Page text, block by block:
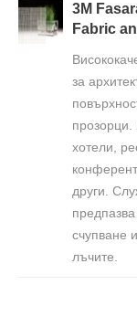
3M
Fabric
за
хотели,
други.
счупване
лъчите.